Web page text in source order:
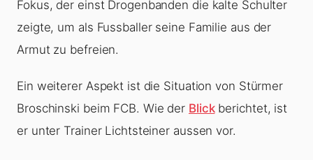
Fokus, der einst Drogenbanden die kalte Schulter
zeigte, um als Fussballer seine Familie aus der
Armut zu befreien.
Ein weiterer Aspekt ist die Situation von Stürmer
Broschinski beim FCB. Wie der Blickberichtet, ist
er unter Trainer Lichtsteiner aussen vor.